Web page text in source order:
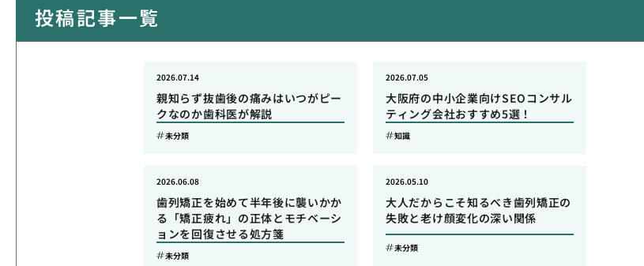
投稿記事一覧
親知らず抜歯後の痛みはいつがピー
クなのか歯科医が解説
2026.07.14
未分類
大阪府の中小企業向けSEOコンサル
ティング会社おすすめ5選！
2026.07.05
知識
歯列矯正を始めて半年後に襲いかか
る「矯正疲れ」の正体とモチベーシ
ョンを回復させる処方箋
2026.06.08
未分類
大人だからこそ知るべき歯列矯正の
失敗と老け顔変化の深い関係
2026.05.10
未分類